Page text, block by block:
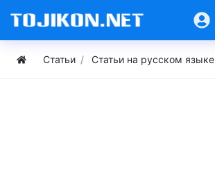
Статьи Статьи на русском языке